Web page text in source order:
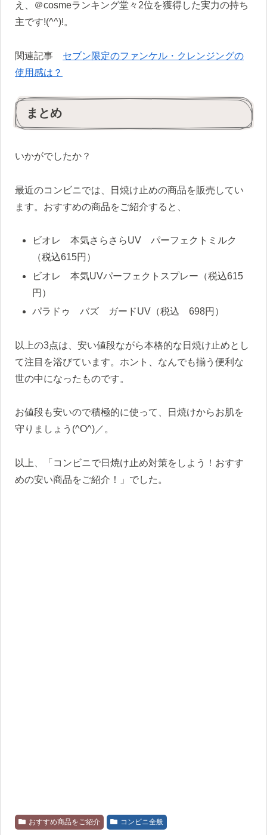
え、＠cosmeランキング堂々2位を獲得した実力の持ち
主です!(^^)!。
関連記事 セブン限定のファンケル・クレンジングの
使用感は？
まとめ
いかがでしたか？
最近のコンビニでは、日焼け止めの商品を販売してい
ます。おすすめの商品をご紹介すると、
ビオレ 本気さらさらUV パーフェクトミルク
（税込615円）
ビオレ 本気UVパーフェクトスプレー（税込615
円）
パラドゥ バズ ガードUV（税込 698円）
以上の3点は、安い値段ながら本格的な日焼け止めとし
て注目を浴びています。ホント、なんでも揃う便利な
世の中になったものです。
お値段も安いので積極的に使って、日焼けからお肌を
守りましょう(^O^)／。
以上、「コンビニで日焼け止め対策をしよう！おすす
めの安い商品をご紹介！」でした。
おすすめ商品をご紹介 コンビニ全般